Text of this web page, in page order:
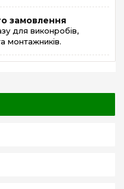
замовлення
для виконробів,
монтажників.